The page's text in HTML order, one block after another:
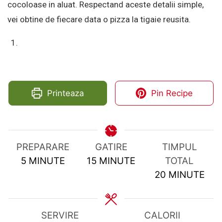
cocoloase in aluat. Respectand aceste detalii simple,
vei obtine de fiecare data o pizza la tigaie reusita.
Printeaza Pin Recipe
PREPARARE
5MINUTES
MINUTE
GATIRE
15 MINUTES
MINUTE
TIMPUL
TOTAL
20MINUTES
MINUTE
SERVIRE CALORII